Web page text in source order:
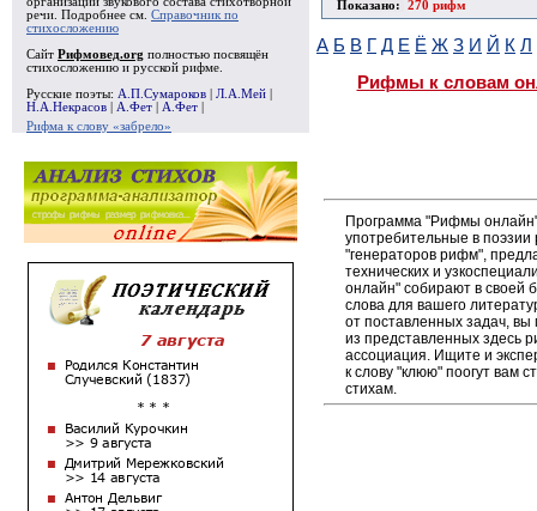
речи. Подробнее см. Справочник по
стихосложению
Сайт Рифмовед.org полностью посвящён
стихосложению и русской рифме.
Русские поэты: А.П.Сумароков Л.А.Мей
Н.А.Некрасов
А.Фет А.Фет
Рифма к слову «забрело»
Показано: 270 рифм
А Б В Г Д Е Ё Ж З И Й К Л
Рифмы к словам
Программа "Рифмы
употребительные в
"генераторов рифм",
технических и
онлайн" собирают в своей
слова для вашего
от поставленных задач,
из представленных здесь
ассоциация. Ищите и
к слову "клюю" поогут вам
стихам.